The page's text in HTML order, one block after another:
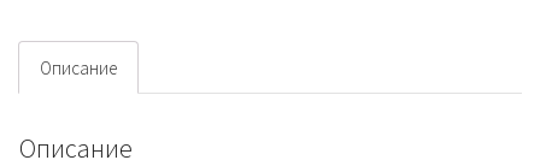
Описание
Описание